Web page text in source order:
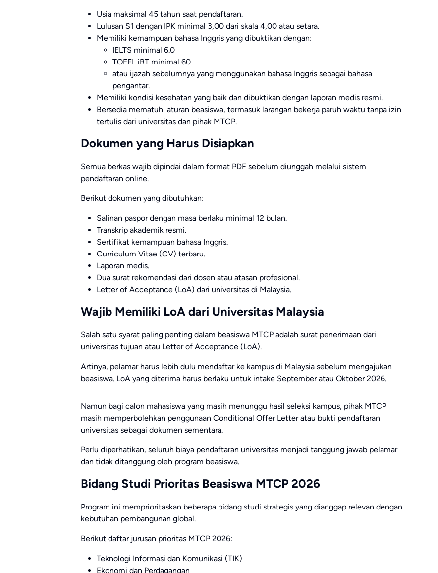
Usia maksimal 45 tahun saat pendaftaran.
Lulusan S1 dengan IPK minimal 3,00 dari skala 4,00 atau setara.
Memiliki kemampuan bahasa Inggris yang dibuktikan dengan:
IELTS minimal 6.0
TOEFL iBT minimal 60
atau ijazah sebelumnya yang menggunakan bahasa Inggris sebagai bahasa
pengantar.
Memiliki kondisi kesehatan yang baik dan dibuktikan dengan laporan medis resmi.
Bersedia mematuhi aturan beasiswa, termasuk larangan bekerja paruh waktu tanpa izin
tertulis dari universitas dan pihak MTCP.
Dokumen yang Harus Disiapkan
Semua berkas wajib dipindai dalam format PDF sebelum diunggah melalui sistem
pendaftaran online.
Berikut dokumen yang dibutuhkan:
Salinan paspor dengan masa berlaku minimal 12 bulan.
Transkrip akademik resmi.
Sertifikat kemampuan bahasa Inggris.
Curriculum Vitae (CV) terbaru.
Laporan medis.
Dua surat rekomendasi dari dosen atau atasan profesional.
Letter of Acceptance (LoA) dari universitas di Malaysia.
Wajib Memiliki LoA dari Universitas Malaysia
Salah satu syarat paling penting dalam beasiswa MTCP adalah surat penerimaan dari
universitas tujuan atau Letter of Acceptance (LoA).
Artinya, pelamar harus lebih dulu mendaftar ke kampus di Malaysia sebelum mengajukan
beasiswa. LoA yang diterima harus berlaku untuk intake September atau Oktober 2026.
Namun bagi calon mahasiswa yang masih menunggu hasil seleksi kampus, pihak MTCP
masih memperbolehkan penggunaan Conditional Offer Letter atau bukti pendaftaran
universitas sebagai dokumen sementara.
Perlu diperhatikan, seluruh biaya pendaftaran universitas menjadi tanggung jawab pelamar
dan tidak ditanggung oleh program beasiswa.
Bidang Studi Prioritas Beasiswa MTCP 2026
Program ini memprioritaskan beberapa bidang studi strategis yang dianggap relevan dengan
kebutuhan pembangunan global.
Berikut daftar jurusan prioritas MTCP 2026:
Teknologi Informasi dan Komunikasi (TIK)
Ekonomi dan Perdagangan